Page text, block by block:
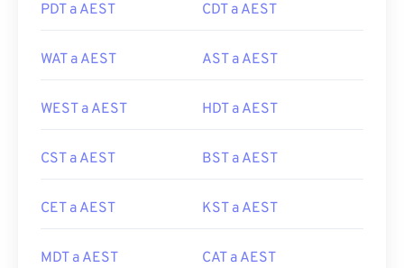
PDT a AEST CDT a AEST
WAT a AEST AST a AEST
WEST a AEST HDT a AEST
CST a AEST BST a AEST
CET a AEST KST a AEST
MDT a AEST CAT a AEST